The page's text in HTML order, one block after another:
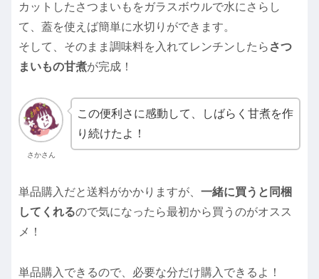
カットしたさつまいもをガラスボウルで水にさらし
て、蓋を使えば簡単に水切りができます。
そして、そのまま調味料を入れてレンチンしたら さつ
まいもの甘煮が完成！
さかさん
この便利さに感動して、しばらく甘煮を作
り続けたよ！
単品購入だと送料がかかりますが、 一緒に買うと同梱
してくれるので気になったら最初から買うのがオスス
メ！
単品購入できるので、必要な分だけ購入できるよ！